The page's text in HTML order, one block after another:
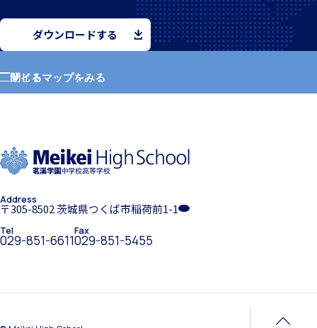
ダウンロードする
サイトマップをみる
閉じる
学校長挨拶
Address
〒305-8502 茨城県つくば市稲荷前1-1
Tel
029-851-6611
Fax
029-851-5455
クラブ活動
MEIKEI ART GALLERY